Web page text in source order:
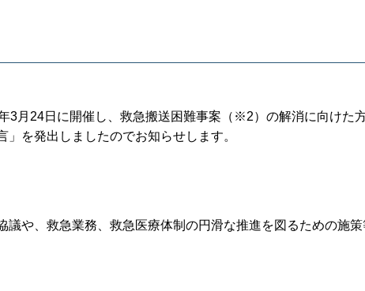
3月24日に開催し、救急搬送困難事案（※2）の解消に向けた
を発出しましたのでお知らせします。
や、救急業務、救急医療体制の円滑な推進を図るための施策